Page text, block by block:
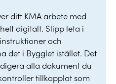
ditt KMA arbete med
digitalt. Slipp leta i
och
det i Bygglet istället. Det
alla dokument du
tillkopplat som